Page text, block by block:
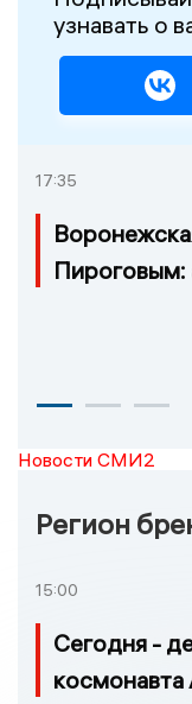
узнавать о
17:35
Пироговым:
Новости СМИ2
Регион
15:00
Сегодня -